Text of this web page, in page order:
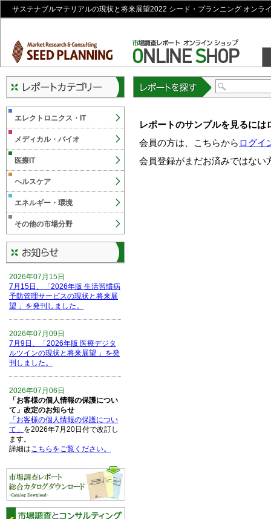
サステナブルマテリアルの現状と将来展望2022 シード・プランニング オンラ
レポートのサンプルを見るには
会員の方は、こちらから ログイ
会員登録がまだお済みではない
エレクトロニクス・IT
メディカル・バイオ
医療IT
ヘルスケア
エネルギー・環境
その他の市場分野
2026年07月15日
7月15日、「2026年版 生活習慣病
予防管理サービスの現状と将来展
望 」を発刊しました。
2026年07月09日
7月9日、「2026年版 医療デジタ
ルツインの現状と将来展望 」を発
刊しました。
2026年07月06日
「お客様の個人情報の保護につい
て」改定のお知らせ
「お客様の個人情報の保護につい
て」 を2026年7月20日付で改訂し
ます。
詳細はこちらをご覧ください。
2026年06月15日
6月15日、「中国の医療保険医薬
品リスト 」を発刊しました。